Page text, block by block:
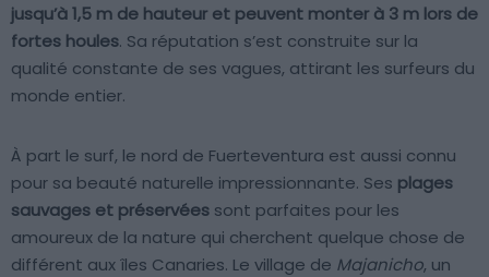
jusqu’à 1,5 m de hauteur et peuvent monter à 3 m lors de
fortes houles. Sa réputation s’est construite sur la
qualité constante de ses vagues, attirant les surfeurs du
monde entier.
À part le surf, le nord de Fuerteventura est aussi connu
pour sa beauté naturelle impressionnante. Ses plages
sauvages et préservées sont parfaites pour les
amoureux de la nature qui cherchent quelque chose de
différent aux îles Canaries. Le village de Majanicho, un